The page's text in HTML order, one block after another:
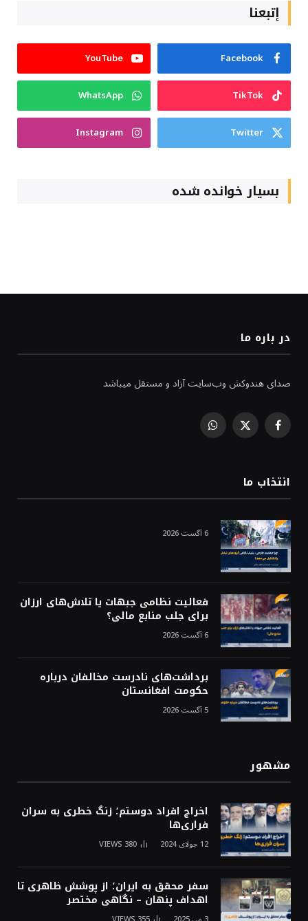
إتبعنا
Facebook
YouTube
TikTok
WhatsApp
Twitter
Instagram
بسیار خوانده شده
در باره ما
صدای هندوکش وب‌سایت آزاد و مستقل میباشد
Facebook
X
WhatsApp
انتخاب ما
6 آگست 2026
فعالیت نظامی جبهات یا تلاش‌های ارزان
برای جلب منابع مالی؟
6 آگست 2026
برداشت‌های نادرست مخالفان درباره
حکومت افغانستان
5 آگست 2026
مشهور
اخراج افراد دوستم؛ زنگ خطری به سران
فراری‌ها
12 جولای 2024 380
VIEWS
سفر محقق به ایران؛ از پوشش ظاهری تا
اهداف پنهان – نگاهی مختصر